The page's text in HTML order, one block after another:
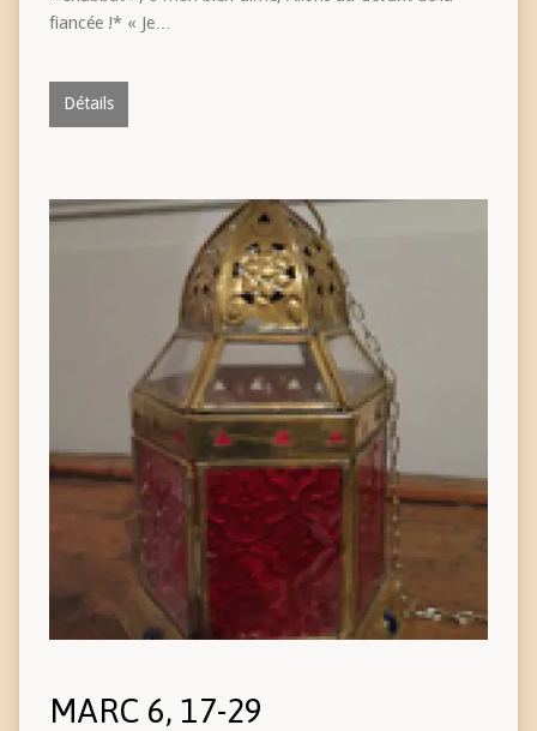
fiancée !* « Je…
Détails
MARC 6, 17-29